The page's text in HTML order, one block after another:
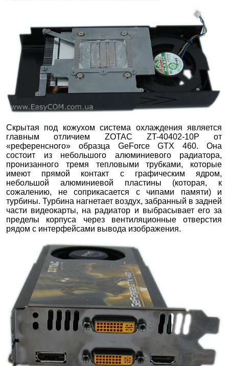
Скрытая под кожухом система охлаждения является
главным отличием ZOTAC ZT-40402-10P от
«референсного» образца GeForce GTX 460. Она
состоит из небольшого алюминиевого радиатора,
пронизанного тремя тепловыми трубками, которые
имеют прямой контакт с графическим ядром,
небольшой алюминиевой пластины (которая, к
сожалению, не соприкасается с чипами памяти) и
турбины. Турбина нагнетает воздух, забранный в задней
части видеокарты, на радиатор и выбрасывает его за
пределы корпуса через вентиляционные отверстия
рядом с интерфейсами вывода изображения.